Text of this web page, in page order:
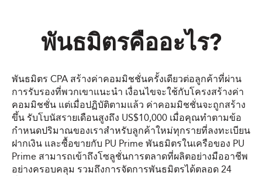
พันธมิตรคืออะไร?
พันธมิตร CPA สร้างค่าคอมมิชชั่นครั้งเดียวต่อลูกค้าที่ผ่าน
การรับรองที่พวกเขาแนะนำ เงื่อนไขจะใช้กับโครงสร้างค่า
คอมมิชชั่น แต่เมื่อปฏิบัติตามแล้ว ค่าคอมมิชชั่นจะถูกสร้าง
ขึ้น รับโบนัสรายเดือนสูงถึง US$10,000 เมื่อคุณทำตามข้อ
กำหนดปริมาณของเราสำหรับลูกค้าใหม่ทุกรายที่ลงทะเบียน
ฝากเงิน และซื้อขายกับ PU Prime พันธมิตรในเครือของ PU
Prime สามารถเข้าถึงโซลูชั่นการตลาดที่ผลิตอย่างมืออาชีพ
อย่างครอบคลุม รวมถึงการจัดการพันธมิตรได้ตลอด 24